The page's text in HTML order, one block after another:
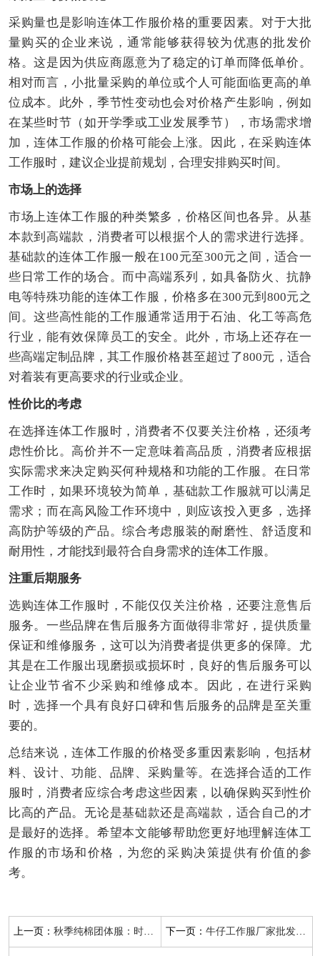
采购量也是影响连体工作服价格的重要因素。对于大批
量购买的企业来说，通常能够获得较为优惠的批发价
格。这是因为供应商愿意为了稳定的订单而降低单价。
相对而言，小批量采购的单位或个人可能面临更高的单
位成本。此外，季节性变动也会对价格产生影响，例如
在某些时节（如开学季或工业发展季节），市场需求增
加，连体工作服的价格可能会上涨。因此，在采购连体
工作服时，建议企业提前规划，合理安排购买时间。
市场上的选择
市场上连体工作服的种类繁多，价格区间也各异。从基
本款到高端款，消费者可以根据个人的需求进行选择。
基础款的连体工作服一般在100元至300元之间，适合一
些日常工作的场合。而中高端系列，如具备防火、抗静
电等特殊功能的连体工作服，价格多在300元到800元之
间。这些高性能的工作服通常适用于石油、化工等高危
行业，能有效保障员工的安全。此外，市场上还存在一
些高端定制品牌，其工作服价格甚至超过了800元，适合
对着装有更高要求的行业或企业。
性价比的考虑
在选择连体工作服时，消费者不仅要关注价格，还须考
虑性价比。高价并不一定意味着高品质，消费者应根据
实际需求来决定购买何种规格和功能的工作服。在日常
工作时，如果环境较为简单，基础款工作服就可以满足
需求；而在高风险工作环境中，则应该投入更多，选择
高防护等级的产品。综合考虑服装的耐磨性、舒适度和
耐用性，才能找到最符合自身需求的连体工作服。
注重后期服务
选购连体工作服时，不能仅仅关注价格，还要注意售后
服务。一些品牌在售后服务方面做得非常好，提供质量
保证和维修服务，这可以为消费者提供更多的保障。尤
其是在工作服出现磨损或损坏时，良好的售后服务可以
让企业节省不少采购和维修成本。因此，在进行采购
时，选择一个具有良好口碑和售后服务的品牌是至关重
要的。
总结来说，连体工作服的价格受多重因素影响，包括材
料、设计、功能、品牌、采购量等。在选择合适的工作
服时，消费者应综合考虑这些因素，以确保购买到性价
比高的产品。无论是基础款还是高端款，适合自己的才
是最好的选择。希望本文能够帮助您更好地理解连体工
作服的市场和价格，为您的采购决策提供有价值的参
考。
上一页：秋季纯棉团体服：时尚舒适的选择 下一页：牛仔工作服厂家批发价格